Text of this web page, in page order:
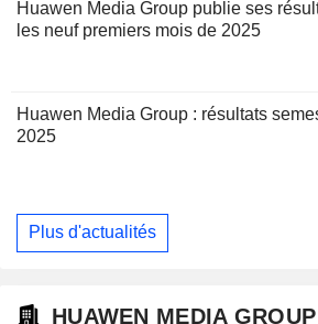
Huawen Media Group publie ses
les neuf premiers mois de 2025
Huawen Media Group : résultats
2025
Plus d'actualités
HUAWEN MEDIA GROUP